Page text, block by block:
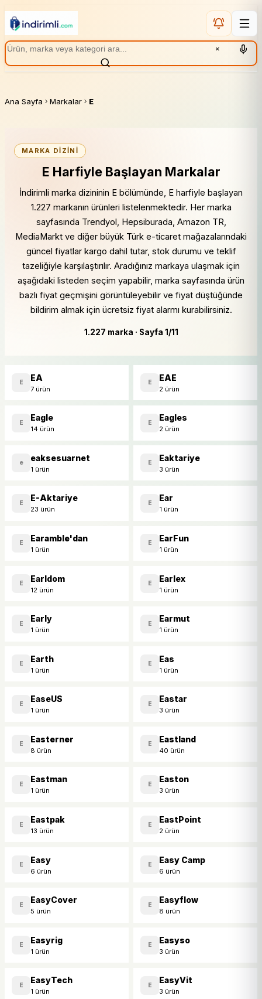
×
Ana Sayfa Markalar E
MARKA DIZINI
E Harfiyle Başlayan Markalar
İndirimli marka dizininin E bölümünde, E harfiyle başlayan
1.227 markanın ürünleri listelenmektedir. Her marka
sayfasında Trendyol, Hepsiburada, Amazon TR,
MediaMarkt ve diğer büyük Türk e-ticaret mağazalarındaki
güncel fiyatlar kargo dahil tutar, stok durumu ve teklif
tazeliğiyle karşılaştırılır. Aradığınız markaya ulaşmak için
aşağıdaki listeden seçim yapabilir, marka sayfasında ürün
bazlı fiyat geçmişini görüntüleyebilir ve fiyat düştüğünde
bildirim almak için ücretsiz fiyat alarmı kurabilirsiniz.
1.227 marka · Sayfa 1/11
E EA
7 ürün
E EAE
2 ürün
E Eagle
14 ürün
E Eagles
2 ürün
e eaksesuarnet
1 ürün
E Eaktariye
3 ürün
E E-Aktariye
23 ürün
E Ear
1 ürün
E Earamble'dan
1 ürün
E EarFun
1 ürün
E Earldom
12 ürün
E Earlex
1 ürün
E Early
1 ürün
E Earmut
1 ürün
E Earth
1 ürün
E Eas
1 ürün
E EaseUS
1 ürün
E Eastar
3 ürün
E Easterner
8 ürün
E Eastland
40 ürün
E Eastman
1 ürün
E Easton
3 ürün
E Eastpak
13 ürün
E EastPoint
2 ürün
E Easy
6 ürün
E Easy Camp
6 ürün
E EasyCover
5 ürün
E Easyflow
8 ürün
E Easyrig
1 ürün
E Easyso
3 ürün
E EasyTech
1 ürün
E EasyVit
3 ürün